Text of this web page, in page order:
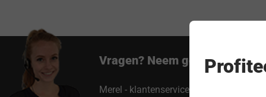
Vragen? Neem gerust contact
Merel - klantenservice